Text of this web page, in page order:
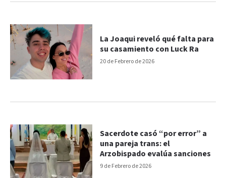
20 de Febrero de 2026
La Joaqui reveló qué falta para
su casamiento con Luck Ra
9 de Febrero de 2026
Sacerdote casó “por error” a
una pareja trans: el
Arzobispado evalúa sanciones